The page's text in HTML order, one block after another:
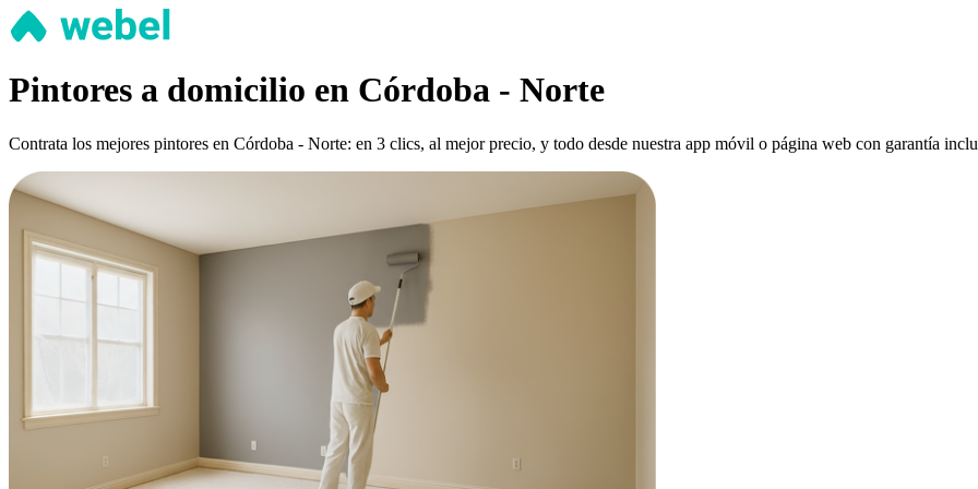
Pintores a domicilio en Córdoba - Norte
Contrata los mejores pintores en Córdoba - Norte: en 3 clics, al mejor precio, y todo desde nuestra app móvil o página web con garantía